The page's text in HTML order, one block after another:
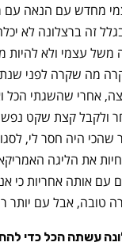
מחדש עם הנאה עם
בגלל זה ברצלונה לא
משל עצמי ולא להיות
מה שקרה לפני
אחרי שהשגתי הכל
ולקבל קצת שקט
היה חסר לי,
את הליגה
עם אותה אחריות כי
טובה, אבל עם יותר
עשתה הכל כדי